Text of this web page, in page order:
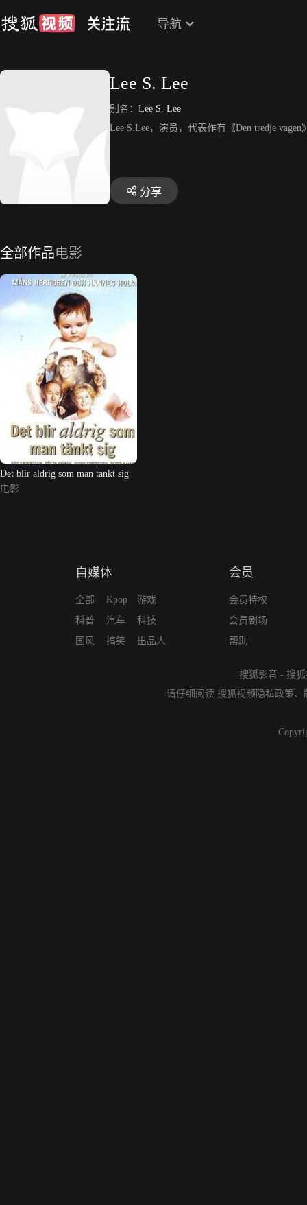
导航
Lee S. Lee
别名： Lee S. Lee
Lee S.Lee，演员，代表作有《Den tredje
分享
全部作品电影
Det blir aldrig som man tankt sig
电影
自媒体
全部
科普
国风
Kpop
汽车
搞笑
游戏
科技
出品人
会员
会员特权
会员剧场
帮助
搜狐影音 - 搜
请仔细阅读 搜狐视频隐私政策、